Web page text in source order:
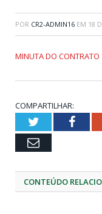
POR CR2-ADMIN16 EM 18
MINUTA DO CONTRATO
COMPARTILHAR:
Twitter
Email
CONTEÚDO